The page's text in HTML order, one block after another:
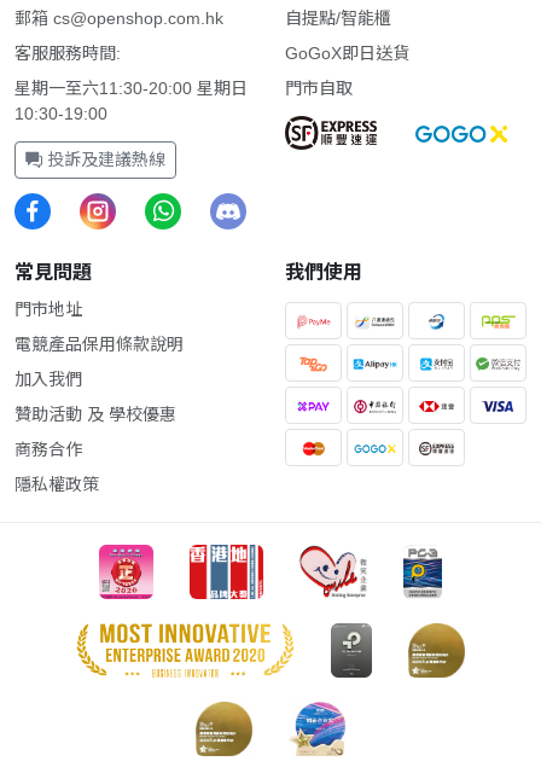
郵箱 cs@openshop.com.hk
客服服務時間:
星期一至六11:30-20:00 星期日
10:30-19:00
投訴及建議熱線
自提點/智能櫃
GoGoX即日送貨
門市自取
常見問題
門市地址
電競產品保用條款說明
加入我們
贊助活動 及 學校優惠
商務合作
隱私權政策
我們使用